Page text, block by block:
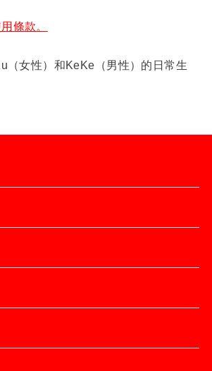
條款。
（女性）和KeKe（男性）的日常生